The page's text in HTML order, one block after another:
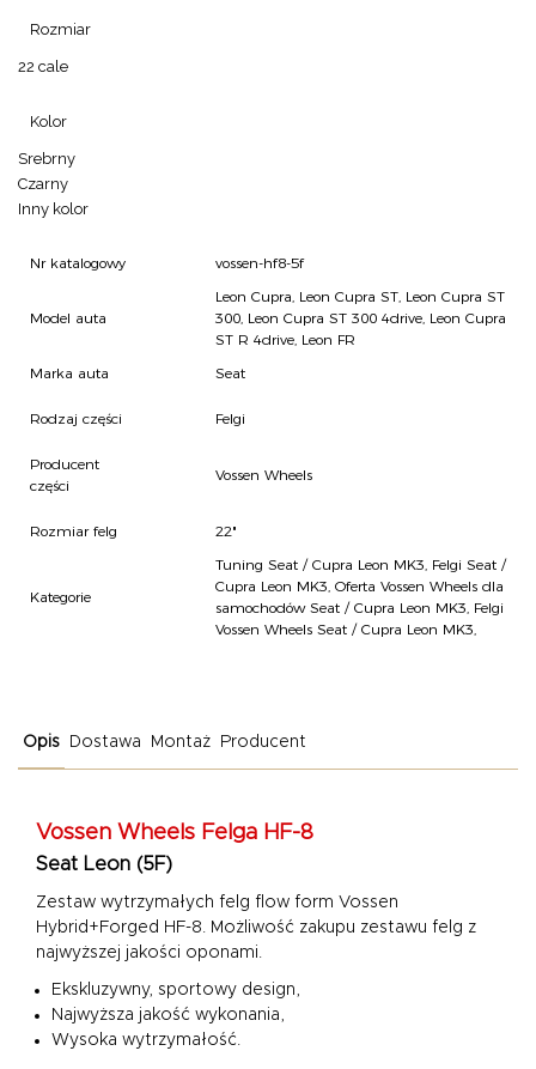
Rozmiar
22 cale
Kolor
Srebrny
Czarny
Inny kolor
Nr katalogowy vossen-hf8-5f
Model auta
Leon Cupra, Leon Cupra ST, Leon Cupra ST
300, Leon Cupra ST 300 4drive, Leon Cupra
ST R 4drive, Leon FR
Marka auta
Seat
Rodzaj części Felgi
Producent
części
Vossen Wheels
Rozmiar felg 22"
Kategorie
Tuning Seat / Cupra Leon MK3, Felgi Seat /
Cupra Leon MK3, Oferta Vossen Wheels dla
samochodów Seat / Cupra Leon MK3, Felgi
Vossen Wheels Seat / Cupra Leon MK3,
Opis Dostawa Montaż Producent
Vossen Wheels Felga HF-8
Seat Leon (5F)
Zestaw wytrzymałych felg flow form Vossen
Hybrid+Forged HF-8. Możliwość zakupu zestawu felg z
najwyższej jakości oponami.
Ekskluzywny, sportowy design,
Najwyższa jakość wykonania,
Wysoka wytrzymałość.